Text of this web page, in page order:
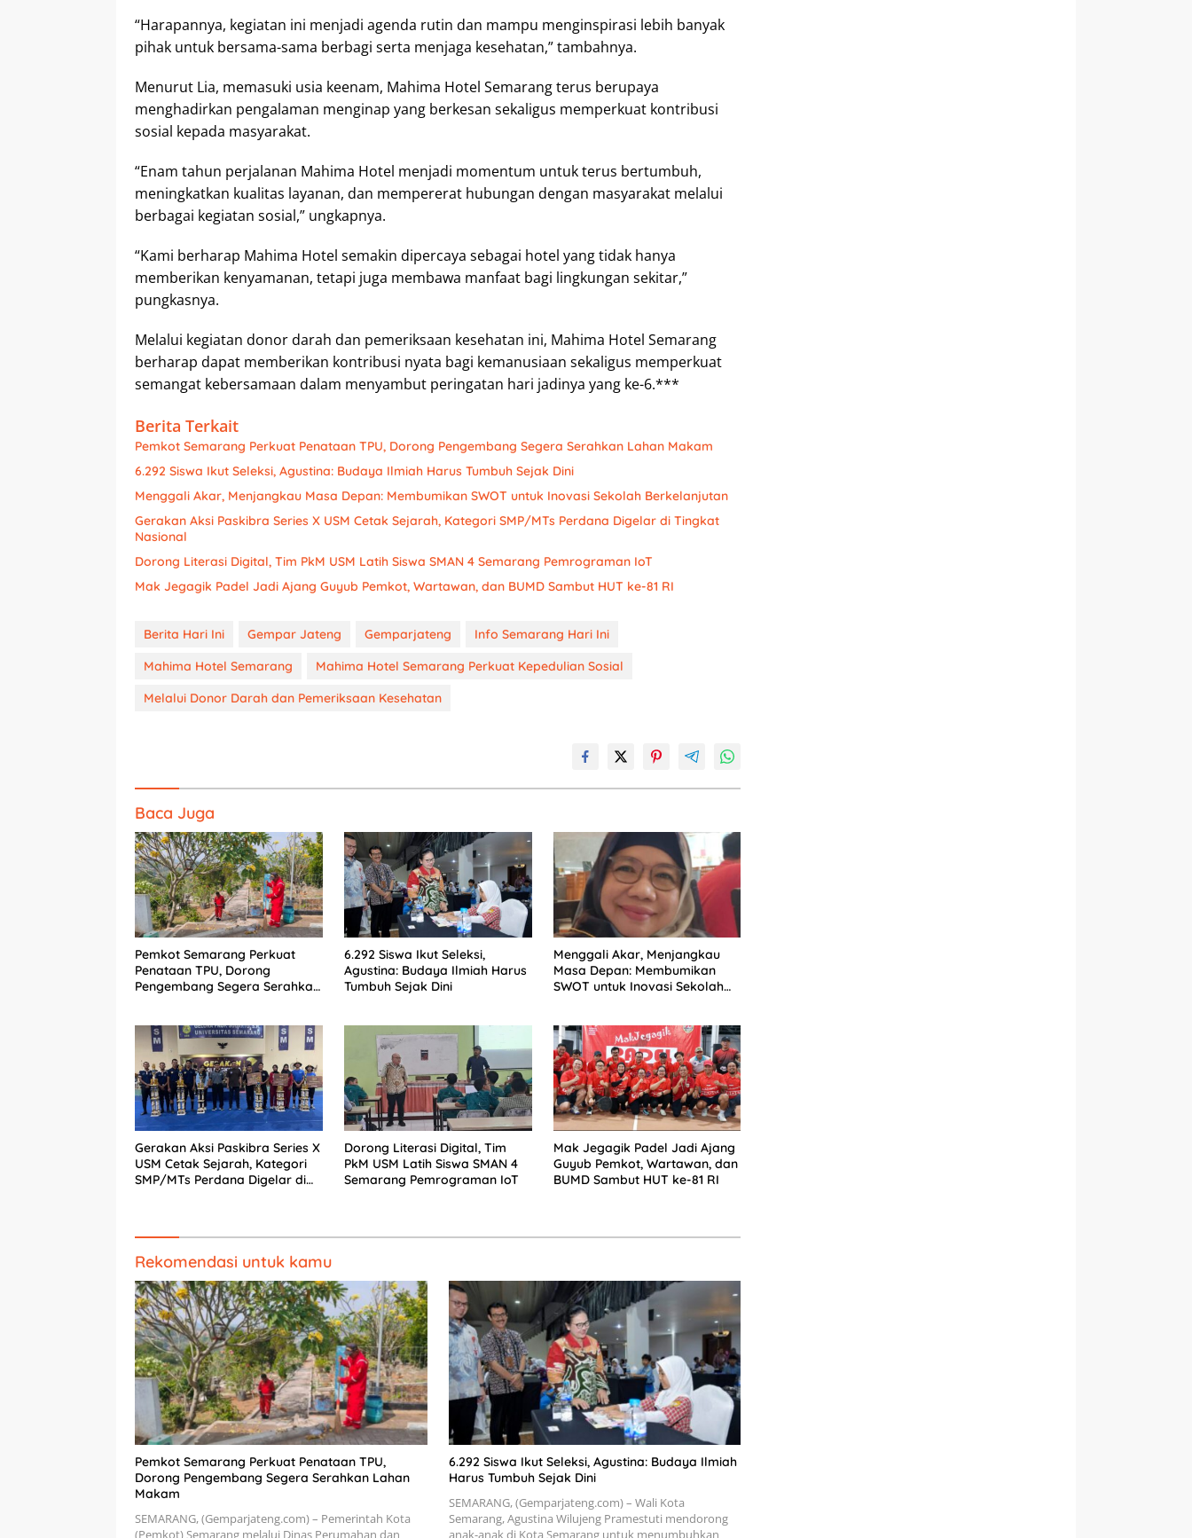
“Harapannya, kegiatan ini menjadi agenda rutin dan mampu menginspirasi lebih banyak
pihak untuk bersama-sama berbagi serta menjaga kesehatan,” tambahnya.
Menurut Lia, memasuki usia keenam, Mahima Hotel Semarang terus berupaya
menghadirkan pengalaman menginap yang berkesan sekaligus memperkuat kontribusi
sosial kepada masyarakat.
“Enam tahun perjalanan Mahima Hotel menjadi momentum untuk terus bertumbuh,
meningkatkan kualitas layanan, dan mempererat hubungan dengan masyarakat melalui
berbagai kegiatan sosial,” ungkapnya.
“Kami berharap Mahima Hotel semakin dipercaya sebagai hotel yang tidak hanya
memberikan kenyamanan, tetapi juga membawa manfaat bagi lingkungan sekitar,”
pungkasnya.
Melalui kegiatan donor darah dan pemeriksaan kesehatan ini, Mahima Hotel Semarang
berharap dapat memberikan kontribusi nyata bagi kemanusiaan sekaligus memperkuat
semangat kebersamaan dalam menyambut peringatan hari jadinya yang ke-6.***
Berita Terkait
Pemkot Semarang Perkuat Penataan TPU, Dorong Pengembang Segera Serahkan Lahan Makam
6.292 Siswa Ikut Seleksi, Agustina: Budaya Ilmiah Harus Tumbuh Sejak Dini
Menggali Akar, Menjangkau Masa Depan: Membumikan SWOT untuk Inovasi Sekolah Berkelanjutan
Gerakan Aksi Paskibra Series X USM Cetak Sejarah, Kategori SMP/MTs Perdana Digelar di Tingkat
Nasional
Dorong Literasi Digital, Tim PkM USM Latih Siswa SMAN 4 Semarang Pemrograman IoT
Mak Jegagik Padel Jadi Ajang Guyub Pemkot, Wartawan, dan BUMD Sambut HUT ke-81 RI
Berita Hari Ini Gempar Jateng Gemparjateng
Info Semarang Hari Ini
Mahima Hotel Semarang
Mahima Hotel Semarang Perkuat Kepedulian Sosial
Melalui Donor Darah dan Pemeriksaan Kesehatan
Baca Juga
Pemkot Semarang Perkuat
Penataan TPU, Dorong
Pengembang Segera Serahkan
6.292 Siswa Ikut Seleksi,
Agustina: Budaya Ilmiah Harus
Tumbuh Sejak Dini
Menggali Akar, Menjangkau
Masa Depan: Membumikan
SWOT untuk Inovasi Sekolah
Gerakan Aksi Paskibra Series X
USM Cetak Sejarah, Kategori
SMP/MTs Perdana Digelar di
Dorong Literasi Digital, Tim
PkM USM Latih Siswa SMAN 4
Semarang Pemrograman IoT
Mak Jegagik Padel Jadi Ajang
Guyub Pemkot, Wartawan, dan
BUMD Sambut HUT ke-81 RI
Rekomendasi untuk kamu
Pemkot Semarang Perkuat Penataan TPU,
Dorong Pengembang Segera Serahkan Lahan
Makam
SEMARANG, (Gemparjateng.com) – Pemerintah Kota
(Pemkot) Semarang melalui Dinas Perumahan dan
6.292 Siswa Ikut Seleksi, Agustina: Budaya Ilmiah
Harus Tumbuh Sejak Dini
SEMARANG, (Gemparjateng.com) – Wali Kota
Semarang, Agustina Wilujeng Pramestuti mendorong
anak-anak di Kota Semarang untuk menumbuhkan